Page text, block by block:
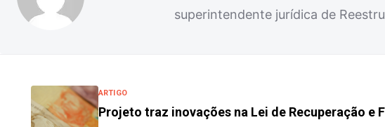
superintendente jurídica de
ARTIGO
Projeto traz inovações na Lei de Recuperação e